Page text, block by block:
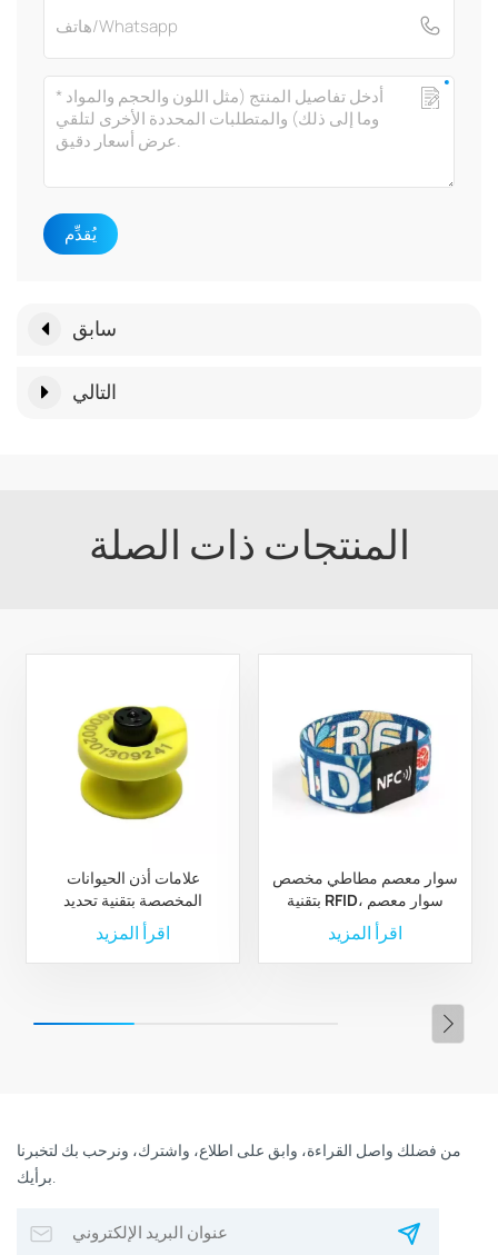
يُقدِّم
سابق
التالي
المنتجات ذات الصلة
علامات أذن الحيوانات
المخصصة بتقنية تحديد
الترددات الراديوية لإدارة
الثروة الحيوانية والمزارع
اقرأ المزيد
سوار معصم مطاطي مخصص
بتقنية RFID، سوار معصم
مطاطي من البوليستر بتقنية
RFID مخصص
اقرأ المزيد
من فضلك واصل القراءة، وابق على اطلاع، واشترك، ونرحب بك لتخبرنا